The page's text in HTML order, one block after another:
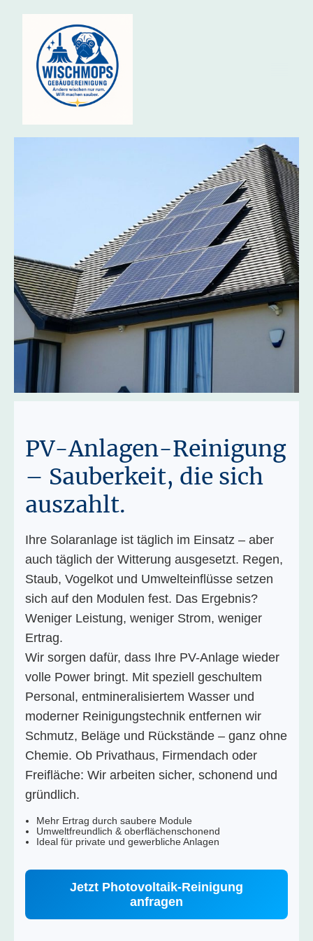
PV-Anlagen-Reinigung
– Sauberkeit, die sich
auszahlt.
Ihre Solaranlage ist täglich im Einsatz – aber
auch täglich der Witterung ausgesetzt. Regen,
Staub, Vogelkot und Umwelteinflüsse setzen
sich auf den Modulen fest. Das Ergebnis?
Weniger Leistung, weniger Strom, weniger
Ertrag.
Wir sorgen dafür, dass Ihre PV-Anlage wieder
volle Power bringt. Mit speziell geschultem
Personal, entmineralisiertem Wasser und
moderner Reinigungstechnik entfernen wir
Schmutz, Beläge und Rückstände – ganz ohne
Chemie. Ob Privathaus, Firmendach oder
Freifläche: Wir arbeiten sicher, schonend und
gründlich.
Mehr Ertrag durch saubere Module
Umweltfreundlich & oberflächenschonend
Ideal für private und gewerbliche Anlagen
Jetzt Photovoltaik-Reinigung
anfragen